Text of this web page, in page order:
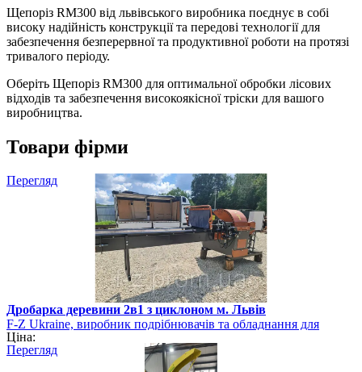
Щепоріз RM300 від львівського виробника поєднує в собі
високу надійність конструкції та передові технології для
забезпечення безперервної та продуктивної роботи на протязі
тривалого періоду.
Оберіть Щепоріз RM300 для оптимальної обробки лісових
відходів та забезпечення високоякісної тріски для вашого
виробництва.
Товари фірми
Перегляд
Дробарка деревини 2в1 з циклоном м. Львів
F-Z Ukraine, виробник подрібнювачів та обладнання для
виготовлення біопалива
Ціна:
Перегляд